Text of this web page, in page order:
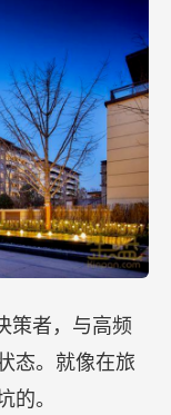
策者，与高频
态。就像在旅
的。